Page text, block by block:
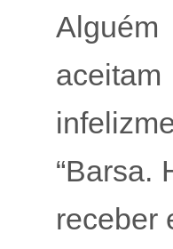
Alguém
aceitam
“Barsa.
receber